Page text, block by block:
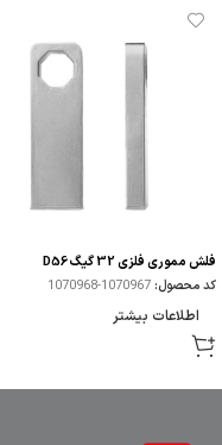
فلش مموری فلزی 32 گیگ D56
کد محصول:1070967-1070968
اطلاعات بیشتر